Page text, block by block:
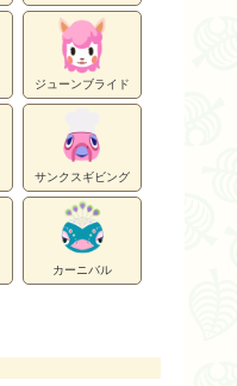
ジューンブライド
サンクスギビング
カーニバル